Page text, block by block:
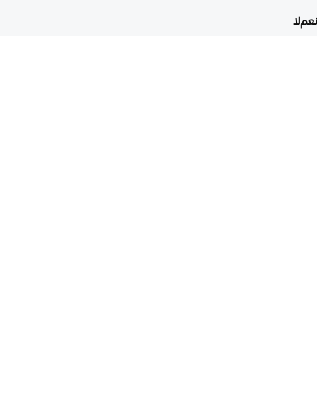
نعملا